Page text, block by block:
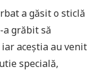
a găsit o sticlă
a grăbit să
aceștia au venit
specială,